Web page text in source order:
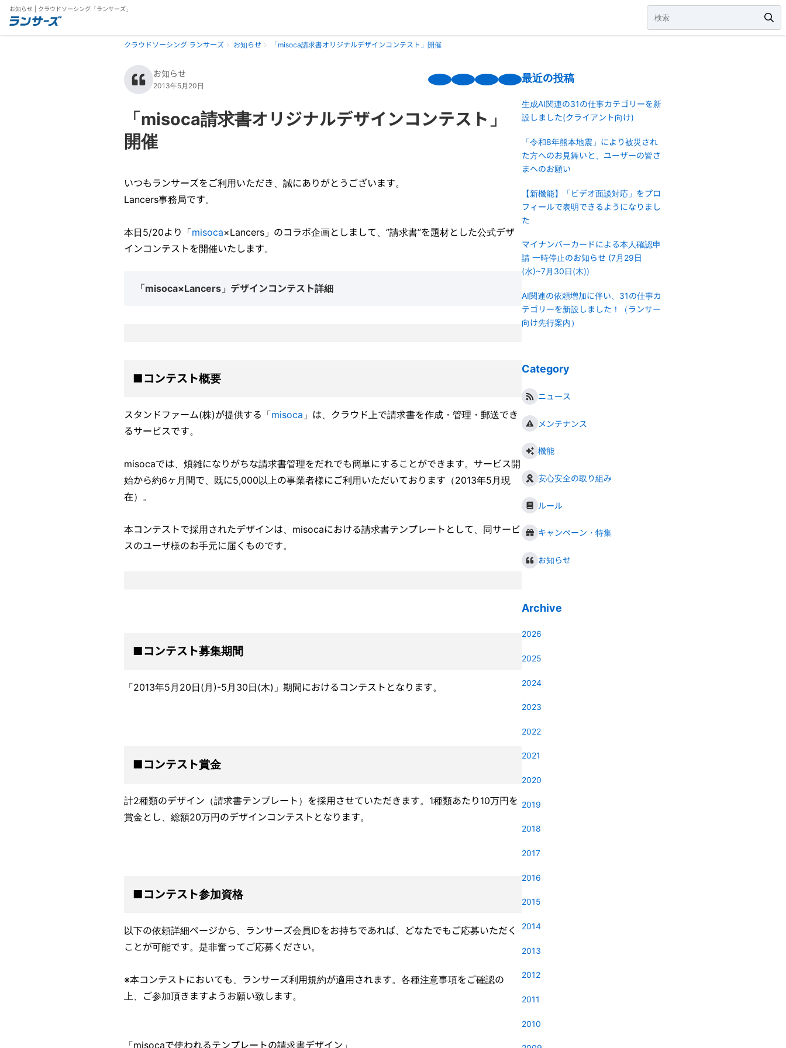
お知らせ | クラウドソーシング「ランサーズ」
クラウドソーシング ランサーズ お知らせ 「misoca請求書オリジナルデザインコンテスト」開催
お知らせ
2013年5月20日
「misoca請求書オリジナルデザインコンテスト」
開催
いつもランサーズをご利用いただき、誠にありがとうございます。
Lancers事務局です。
本日5/20より「misoca×Lancers」のコラボ企画としまして、”請求書”を題材とした公式デザ
インコンテストを開催いたします。
「misoca×Lancers」デザインコンテスト詳細
■コンテスト概要
スタンドファーム(株)が提供する「misoca 」は、クラウド上で請求書を作成・管理・郵送でき
るサービスです。
misocaでは、煩雑になりがちな請求書管理をだれでも簡単にすることができます。サービス開
始から約6ヶ月間で、既に5,000以上の事業者様にご利用いただいております（2013年5月現
在）。
本コンテストで採用されたデザインは、misocaにおける請求書テンプレートとして、同サービ
スのユーザ様のお手元に届くものです。
■コンテスト募集期間
「2013年5月20日(月)-5月30日(木)」期間におけるコンテストとなります。
■コンテスト賞金
計2種類のデザイン（請求書テンプレート）を採用させていただきます。1種類あたり10万円を
賞金とし、総額20万円のデザインコンテストとなります。
■コンテスト参加資格
以下の依頼詳細ページから、ランサーズ会員IDをお持ちであれば、どなたでもご応募いただく
ことが可能です。是非奮ってご応募ください。
※本コンテストにおいても、ランサーズ利用規約が適用されます。各種注意事項をご確認の
上、ご参加頂きますようお願い致します。
「misocaで使われるテンプレートの請求書デザイン」
最近の投稿
生成AI関連の31の仕事カテゴリーを新
設しました(クライアント向け)
「令和8年熊本地震」により被災され
た方へのお見舞いと、ユーザーの皆さ
まへのお願い
【新機能】「ビデオ面談対応」をプロ
フィールで表明できるようになりまし
た
マイナンバーカードによる本人確認申
請 一時停止のお知らせ (7月29日
(水)~7月30日(木))
AI関連の依頼増加に伴い、31の仕事カ
テゴリーを新設しました！（ランサー
向け先行案内）
Category
ニュース
メンテナンス
機能
安心安全の取り組み
ルール
キャンペーン・特集
お知らせ
Archive
2026
2025
2024
2023
2022
2021
2020
2019
2018
2017
2016
2015
2014
2013
2012
2011
2010